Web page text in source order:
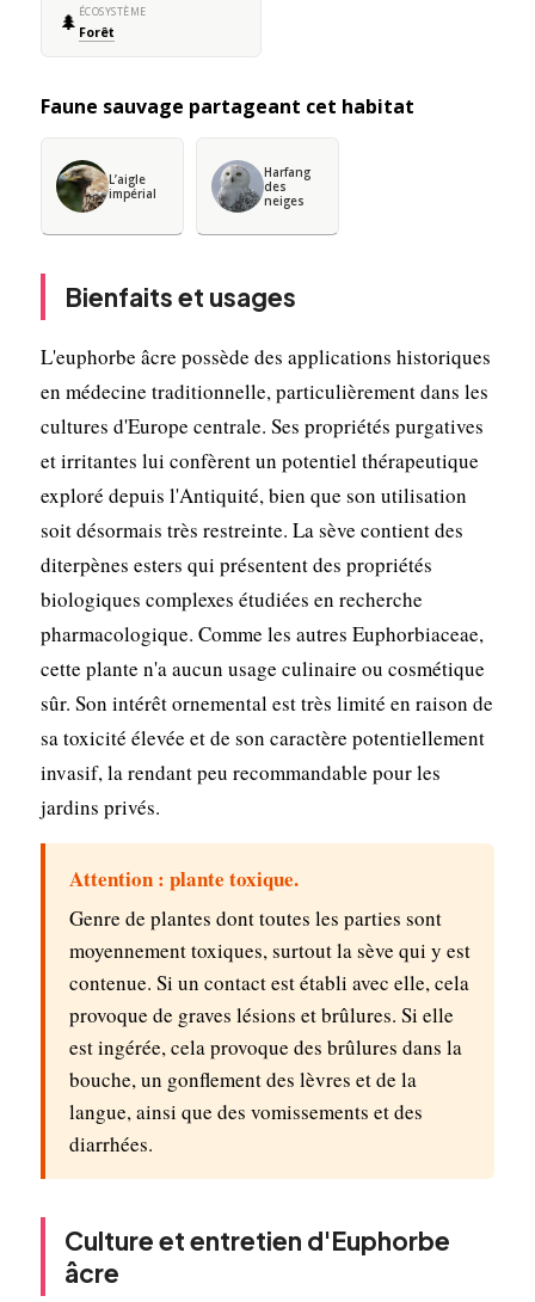
🌲 ÉCOSYSTÈME
Forêt
Faune sauvage partageant cet habitat
L’aigle
impérial
Harfang
des
neiges
Bienfaits et usages
L'euphorbe âcre possède des applications historiques
en médecine traditionnelle, particulièrement dans les
cultures d'Europe centrale. Ses propriétés purgatives
et irritantes lui confèrent un potentiel thérapeutique
exploré depuis l'Antiquité, bien que son utilisation
soit désormais très restreinte. La sève contient des
diterpènes esters qui présentent des propriétés
biologiques complexes étudiées en recherche
pharmacologique. Comme les autres Euphorbiaceae,
cette plante n'a aucun usage culinaire ou cosmétique
sûr. Son intérêt ornemental est très limité en raison de
sa toxicité élevée et de son caractère potentiellement
invasif, la rendant peu recommandable pour les
jardins privés.
Attention : plante toxique.
Genre de plantes dont toutes les parties sont
moyennement toxiques, surtout la sève qui y est
contenue. Si un contact est établi avec elle, cela
provoque de graves lésions et brûlures. Si elle
est ingérée, cela provoque des brûlures dans la
bouche, un gonflement des lèvres et de la
langue, ainsi que des vomissements et des
diarrhées.
Culture et entretien d'Euphorbe
âcre